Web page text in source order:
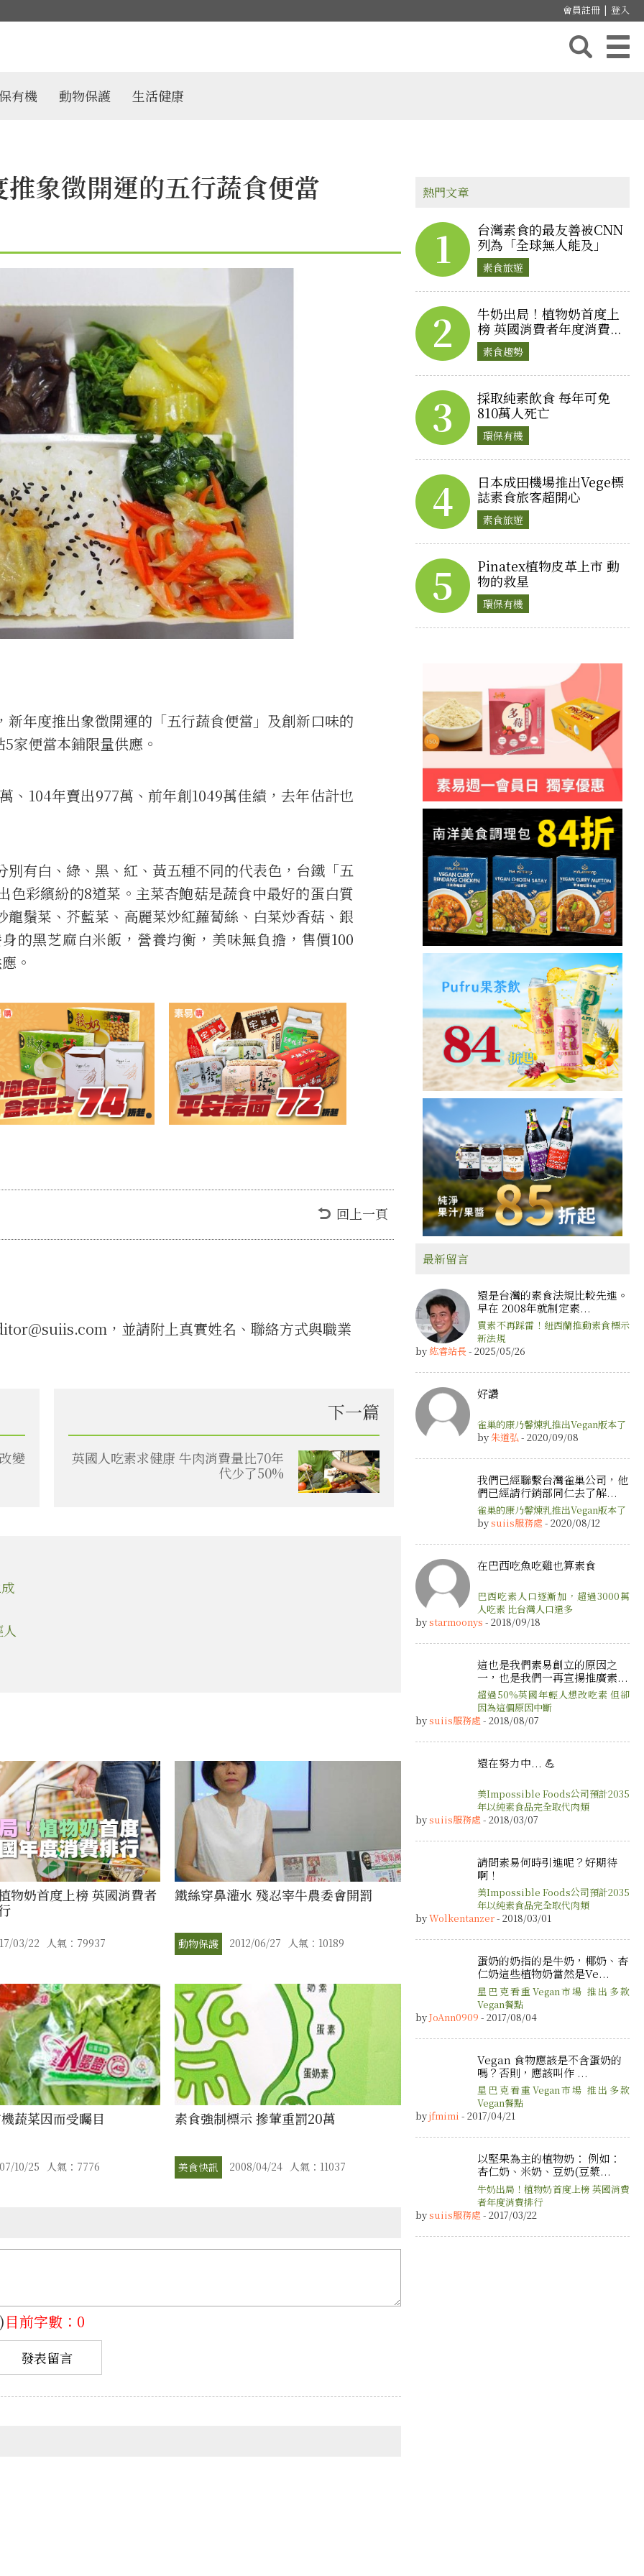
會員註冊 | 登入
有機 動物保護 生活健康
象徵開運的五行蔬食便當
年度推出象徵開運的「五行蔬食便當」及創新口味的
家便當本鋪限量供應。
、104年賣出977萬、前年創1049萬佳績，去年估計也
有白、綠、黑、紅、黃五種不同的代表色，台鐵「五
色彩繽紛的8道菜。主菜杏鮑菇是蔬食中最好的蛋白質
鬚菜、芥藍菜、高麗菜炒紅蘿蔔絲、白菜炒香菇、銀
的黑芝麻白米飯，營養均衡，美味無負擔，售價100
。
回上一頁
，並請附上真實姓名、聯絡方式與職業
變
下一篇
英國人吃素求健康 牛肉消費量比70年
代少了50%
物奶首度上榜 英國消費者
03/22 人氣：79937
鐵絲穿鼻灌水 殘忍宰牛農委會開罰
動物保護 2012/06/27 人氣：10189
蔬菜因而受矚目
10/25 人氣：7776
素食強制標示 摻葷重罰20萬
美食快訊 2008/04/24 人氣：11037
目前字數：0
熱門文章
1
台灣素食的最友善被CNN
列為「全球無人能及」
素食旅遊
2
牛奶出局！植物奶首度上
榜 英國消費者年度消費...
素食趨勢
3
採取純素飲食 每年可免
810萬人死亡
環保有機
4
日本成田機場推出Vege標
誌素食旅客超開心
素食旅遊
5
Pinatex植物皮革上市 動
物的救星
環保有機
最新留言
還是台灣的素食法規比較先進。
早在 2008年就制定素...
買素不再踩雷！紐西蘭推動素食標示
新法規
by 紘睿站長- 2025/05/26
好讚
雀巢的康乃馨煉乳推出Vegan版本了
by朱道弘- 2020/09/08
我們已經聯繫台灣雀巢公司，他
們已經請行銷部同仁去了解...
雀巢的康乃馨煉乳推出Vegan版本了
bysuiis服務處 - 2020/08/12
在巴西吃魚吃雞也算素食
巴西吃素人口逐漸加，超過3000萬
人吃素 比台灣人口還多
bystarmoonys - 2018/09/18
這也是我們素易創立的原因之
一，也是我們一再宣揚推廣素...
超過50%英國年輕人想改吃素 但卻
因為這個原因中斷
bysuiis服務處 - 2018/08/07
還在努力中... 💪
美Impossible Foods公司預計2035
年以純素食品完全取代肉類
bysuiis服務處 - 2018/03/07
請問素易何時引進呢？好期待
啊！
美Impossible Foods公司預計2035
年以純素食品完全取代肉類
byWolkentanzer- 2018/03/01
蛋奶的奶指的是牛奶，椰奶、杏
仁奶這些植物奶當然是Ve...
星巴克看重Vegan市場 推出多款
Vegan餐點
byJoAnn0909 - 2017/08/04
Vegan 食物應該是不含蛋奶的
嗎？否則，應該叫作 ...
星巴克看重Vegan市場 推出多款
Vegan餐點
byjfmimi - 2017/04/21
以堅果為主的植物奶： 例如：
杏仁奶、米奶、豆奶(豆漿...
牛奶出局！植物奶首度上榜 英國消費
者年度消費排行
bysuiis服務處 - 2017/03/22